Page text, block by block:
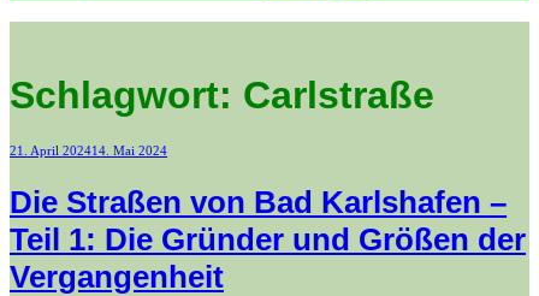
Schlagwort: Carlstraße
Veröffentlicht
21. April 202414. Mai 2024
Die Straßen von Bad Karlshafen –
Teil 1: Die Gründer und Größen der
Vergangenheit